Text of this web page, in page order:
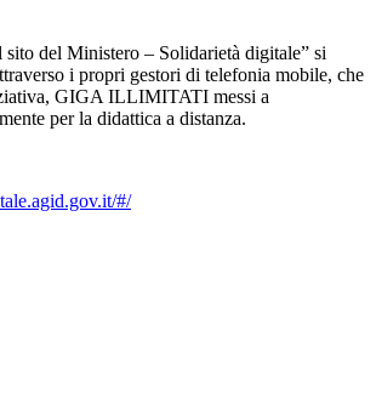
sito del Ministero – Solidarietà digitale” si
i propri gestori di telefonia mobile, che
GIGA ILLIMITATI messi a
per la didattica a distanza.
#/